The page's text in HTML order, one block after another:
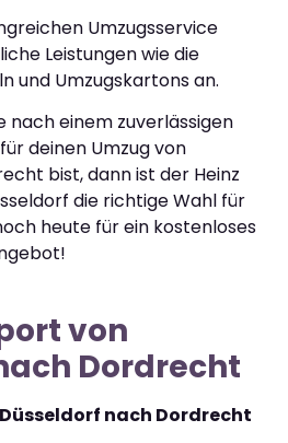
Umzugsservice
Leistungen wie die
und Umzugskartons an.
nach einem zuverlässigen
deinen Umzug von
bist, dann ist der Heinz
die richtige Wahl für
heute für ein kostenloses
von
Dordrecht
nach Dordrecht